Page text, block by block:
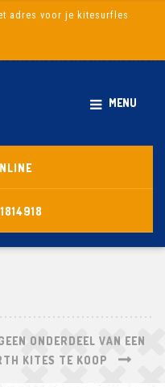
adres voor je kitesurfles
MENU
ONDERDEEL VAN EEN
KITES TE KOOP